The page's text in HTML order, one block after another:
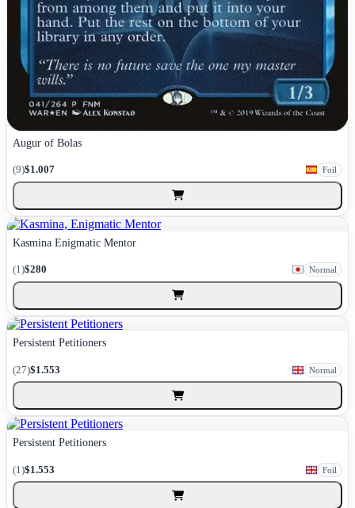
Augur of Bolas
(9)$1.007 Foil
Kasmina Enigmatic Mentor
(1)$280 Normal
Persistent Petitioners
(27)$1.553 Normal
Persistent Petitioners
(1)$1.553 Foil